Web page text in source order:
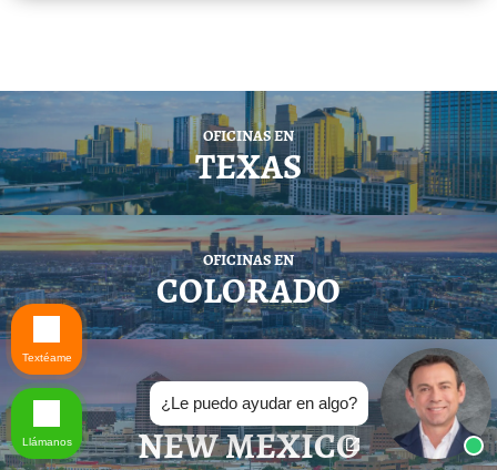
OFICINAS EN
TEXAS
OFICINAS EN
COLORADO
OFICINAS EN
NEW MEXICO
¿Le puedo ayudar en algo?
Textéame
Llámanos